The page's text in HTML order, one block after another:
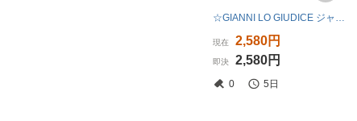
☆GIANNI LO GIUDICE ジャンニロジュディチェ☆美品☆カーディガン サマーニット 半袖 フレンチスリーブ [40] L グレージュ系 x8418
現在 2,580円
即決 2,580円
0 5日